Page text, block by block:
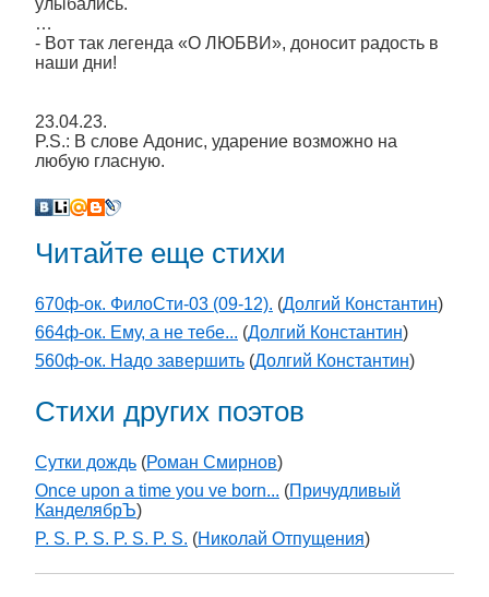
улыбались.
…
- Вот так легенда «О ЛЮБВИ», доносит радость в
наши дни!
23.04.23.
P.S.: В слове Адонис, ударение возможно на
любую гласную.
Читайте еще стихи
670ф-ок. ФилоСти-03 (09-12). (Долгий Константин)
664ф-ок. Ему, а не тебе... (Долгий Константин)
560ф-ок. Надо завершить (Долгий Константин)
Стихи других поэтов
Сутки дождь (Роман Смирнов)
Once upon a time you ve born... (Причудливый
КанделябрЪ)
P. S. P. S. P. S. P. S. (Николай Отпущения)